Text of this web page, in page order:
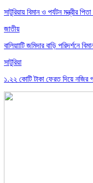
সাটুরিয়ায় বিমান ও পর্যটন মন্ত্রীর
জাতীয়
বালিয়াাটি জমিদার বাড়ি পরিদর্শনে
সাটুরিয়া
১.২২ কোটি টাকা ফেরত দিয়ে